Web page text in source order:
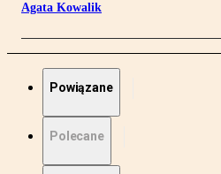
Agata Kowalik
Powiązane
Polecane